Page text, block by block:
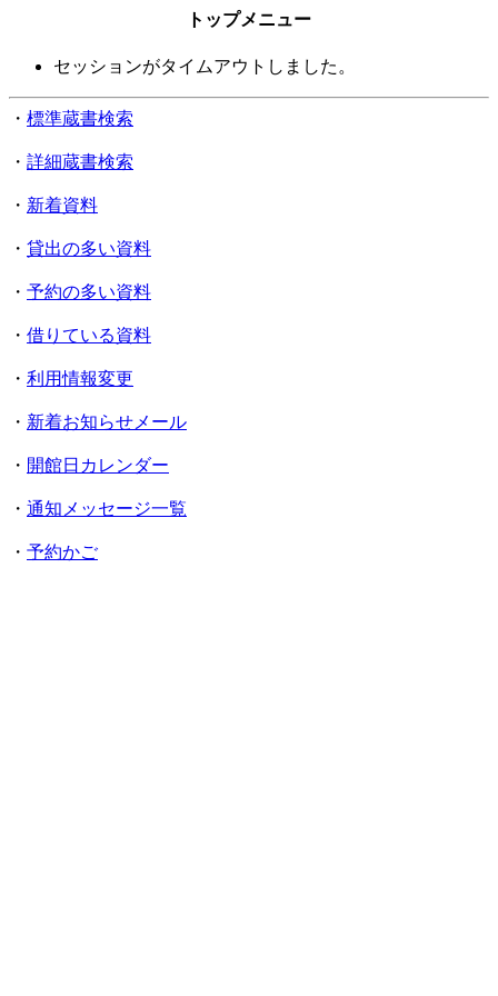
トップメニュー
セッションがタイムアウトしました。
・ 標準蔵書検索
・ 詳細蔵書検索
・ 新着資料
・ 貸出の多い資料
・ 予約の多い資料
・ 借りている資料
・ 利用情報変更
・ 新着お知らせメール
・ 開館日カレンダー
・ 通知メッセージ一覧
・ 予約かご